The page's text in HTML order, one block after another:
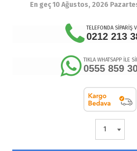
En geç 10 Ağustos, 2026
TELEFONDA SİPARİŞ
0212 213
TIKLA WHATSAPP İLE
0555 859